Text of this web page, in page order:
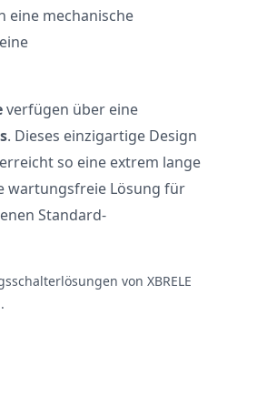
eine mechanische
verfügen über eine
. Dieses einzigartige Design
so eine extrem lange
wartungsfreie Lösung für
Standard-
von XBRELE
.